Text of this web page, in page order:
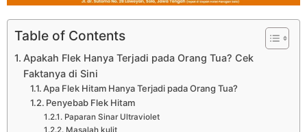
Table of Contents
Apakah Flek Hanya Terjadi pada Orang Tua? Cek
Faktanya di Sini
Apa Flek Hitam Hanya Terjadi pada Orang Tua?
Penyebab Flek Hitam
Paparan Sinar Ultraviolet
Masalah kulit